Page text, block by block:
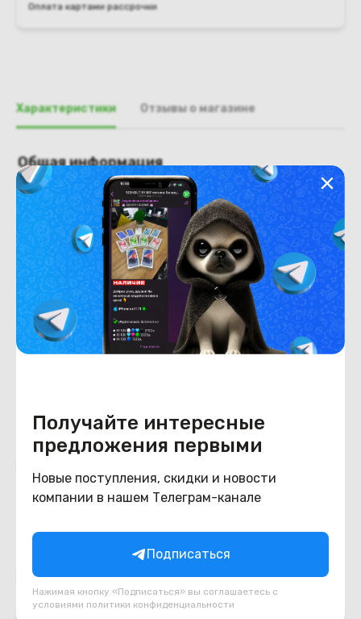
Получайте интересные
предложения первыми
Новые поступления, скидки и новости
компании в нашем Телеграм-канале
Подписаться
Нажимая кнопку «Подписаться» вы соглашаетесь с
условиями политики конфиденциальности
Оплата картами рассрочки
Характеристики Отзывы о магазине
Общая информация
Производитель
Acer
Тип товара
рамка крышки матрицы
Состояние
Недостатки
состояние, запрос фото
уточнять у менеджера.
Состояние
Б/У
Внешний вид
состояние, запрос фото
уточнять у менеджера.
Похожие товары
Подборки товаров в категории